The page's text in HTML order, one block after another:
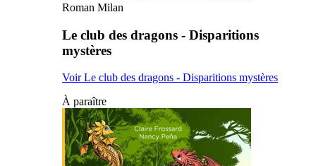
Roman Milan
Le club des dragons - Disparitions
mystères
Voir Le club des dragons - Disparitions mystères
À paraître